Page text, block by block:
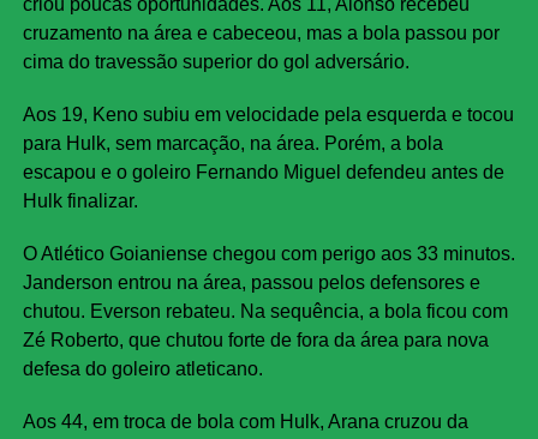
criou poucas oportunidades. Aos 11, Alonso recebeu
cruzamento na área e cabeceou, mas a bola passou por
cima do travessão superior do gol adversário.
Aos 19, Keno subiu em velocidade pela esquerda e tocou
para Hulk, sem marcação, na área. Porém, a bola
escapou e o goleiro Fernando Miguel defendeu antes de
Hulk finalizar.
O Atlético Goianiense chegou com perigo aos 33 minutos.
Janderson entrou na área, passou pelos defensores e
chutou. Everson rebateu. Na sequência, a bola ficou com
Zé Roberto, que chutou forte de fora da área para nova
defesa do goleiro atleticano.
Aos 44, em troca de bola com Hulk, Arana cruzou da